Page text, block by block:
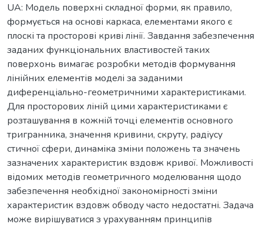
UA: Модель поверхні складної форми, як правило,
формується на основі каркаса, елементами якого є
плоскі та просторові криві лінії. Завдання забезпечення
заданих функціональних властивостей таких
поверхонь вимагає розробки методів формування
лінійних елементів моделі за заданими
диференціально-геометричними характеристиками.
Для просторових ліній цими характеристиками є
розташування в кожній точці елементів основного
тригранника, значення кривини, скруту, радіусу
стичної сфери, динаміка зміни положень та значень
зазначених характеристик вздовж кривої. Можливості
відомих методів геометричного моделювання щодо
забезпечення необхідної закономірності зміни
характеристик вздовж обводу часто недостатні. Задача
може вирішуватися з урахуванням принципів